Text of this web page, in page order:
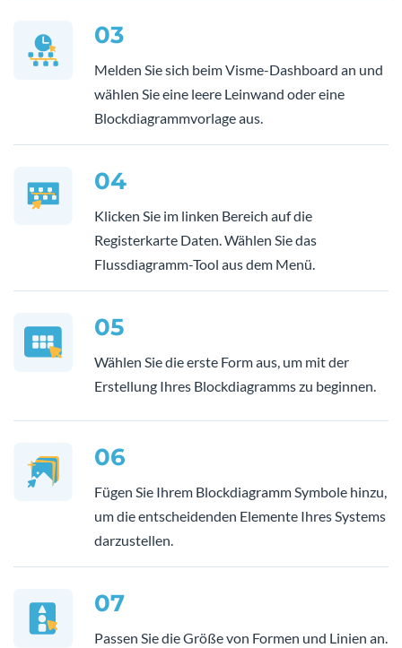
03
Melden Sie sich beim Visme-Dashboard an und
wählen Sie eine leere Leinwand oder eine
Blockdiagrammvorlage aus.
04
Klicken Sie im linken Bereich auf die
Registerkarte Daten. Wählen Sie das
Flussdiagramm-Tool aus dem Menü.
05
Wählen Sie die erste Form aus, um mit der
Erstellung Ihres Blockdiagramms zu beginnen.
06
Fügen Sie Ihrem Blockdiagramm Symbole hinzu,
um die entscheidenden Elemente Ihres Systems
darzustellen.
07
Passen Sie die Größe von Formen und Linien an.